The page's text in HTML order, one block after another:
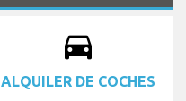
drive_eta
ALQUILER DE COCHES